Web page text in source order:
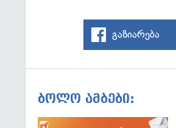
გაზიარება
ბოლო ამბები: